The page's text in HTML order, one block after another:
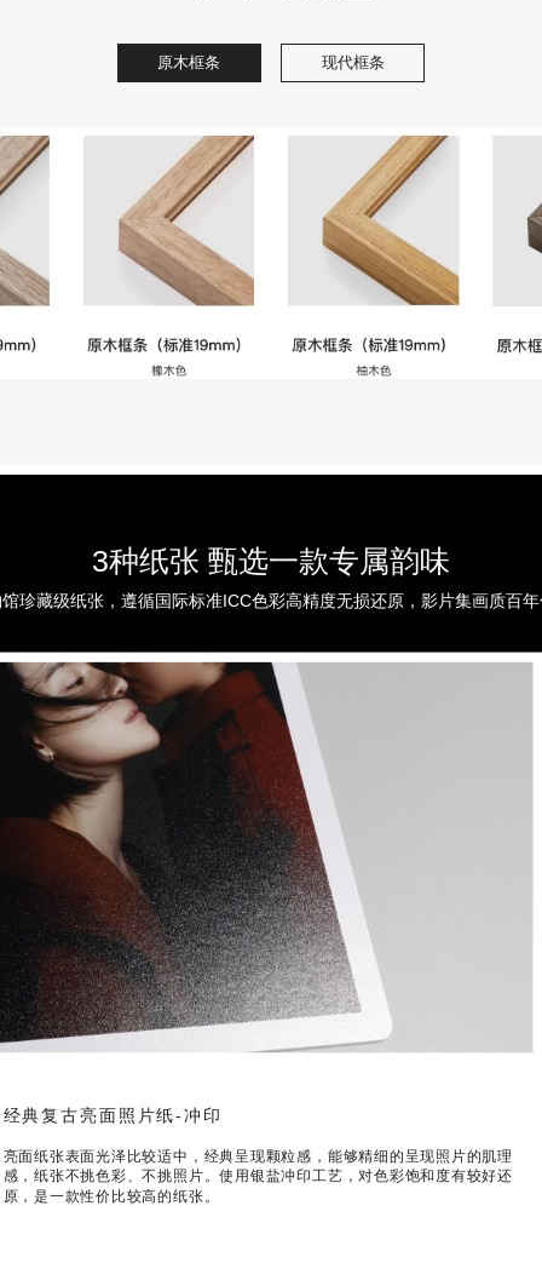
原木框条 现代框条
3种纸张 甄选一款专属韵味
珍藏级纸张，遵循国际标准ICC色彩高精度无损还原，影片集画质百
经典复古亮面照片纸-冲印
亮面纸张表面光泽比较适中，经典呈现颗粒感，能够精细的呈现照片的肌理
感，纸张不挑色彩、不挑照片。使用银盐冲印工艺，对色彩饱和度有较好还
原，是一款性价比较高的纸张。